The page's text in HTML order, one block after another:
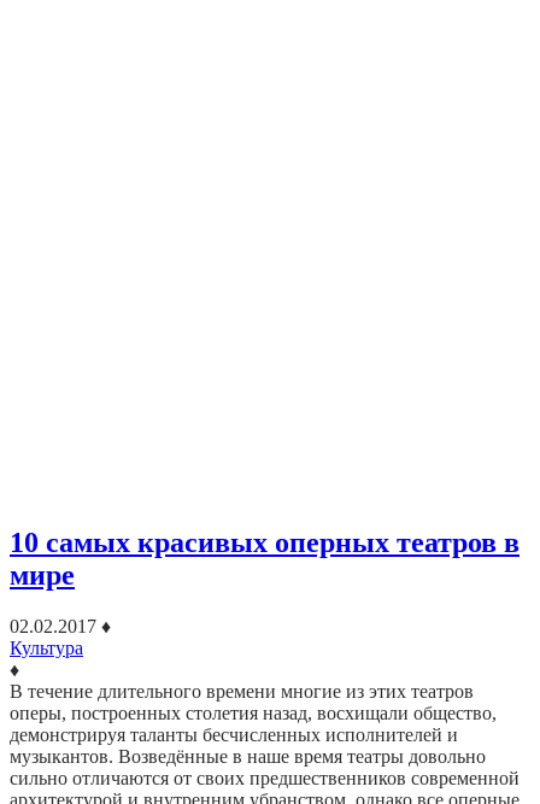
10 самых красивых оперных театров в
мире
02.02.2017 ♦
Культура
♦
В течение длительного времени многие из этих театров
оперы, построенных столетия назад, восхищали общество,
демонстрируя таланты бесчисленных исполнителей и
музыкантов. Возведённые в наше время театры довольно
сильно отличаются от своих предшественников современной